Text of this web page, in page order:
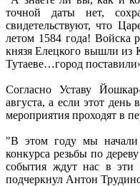
точной даты нет,
свидетельствуют, что
летом 1584 года! Войска
князя Елецкого вышли из
Тутаеве…город
Согласно Уставу
августа, а если этот
мероприятия проходят в
"В этом году мы
конкурса резьбы по
события ждут нас в
подчеркнул Антон